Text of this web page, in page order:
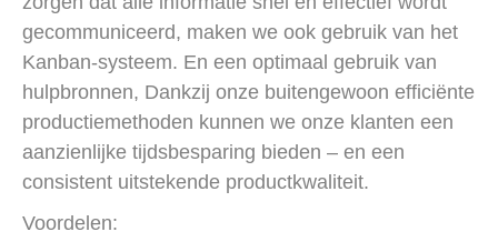
gecommuniceerd, maken we ook gebruik van het
Kanban-systeem. En een optimaal gebruik van
hulpbronnen, Dankzij onze buitengewoon efficiënte
productiemethoden kunnen we onze klanten een
aanzienlijke tijdsbesparing bieden – en een
consistent uitstekende productkwaliteit.
Voordelen: